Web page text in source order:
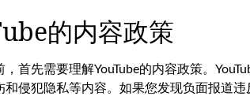
的内容政策
首先需要理解YouTube的内容政策。
和侵犯隐私等内容。如果您发现负面报道